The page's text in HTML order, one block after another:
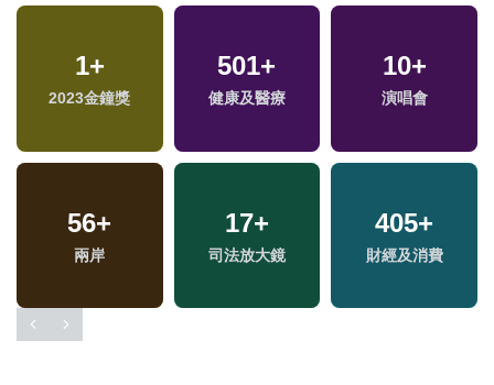
1+
2023金鐘獎
501+
健康及醫療
10+
演唱會
56+
兩岸
17+
司法放大鏡
405+
財經及消費